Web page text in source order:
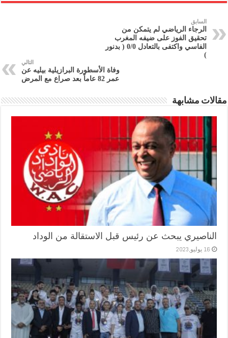
السابق
الرجاء الرياضي لم يتمكن من
تحقيق الفوز على ضيفه المغرب
الفاسي واكتفى بالتعادل 0/0 ( بدنور
)
التالي
وفاة الأسطورة البرازيلية بيليه عن
عمر 82 عاماً بعد صراع مع المرض
مقالات مشابهة
الناصيري يبحث عن رئيس قبل الاستقالة من الوداد
16 يوليو,2023